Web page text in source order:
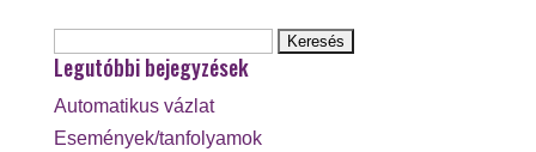
Legutóbbi bejegyzések
Automatikus vázlat
Események/tanfolyamok